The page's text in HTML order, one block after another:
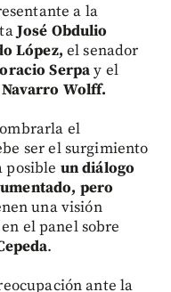
a la
José Obdulio
López, el senador
Serpay el
Wolff.
el
ser el surgimiento
posible un diálogo
pero
una visión
el panel sobre
.
ante la